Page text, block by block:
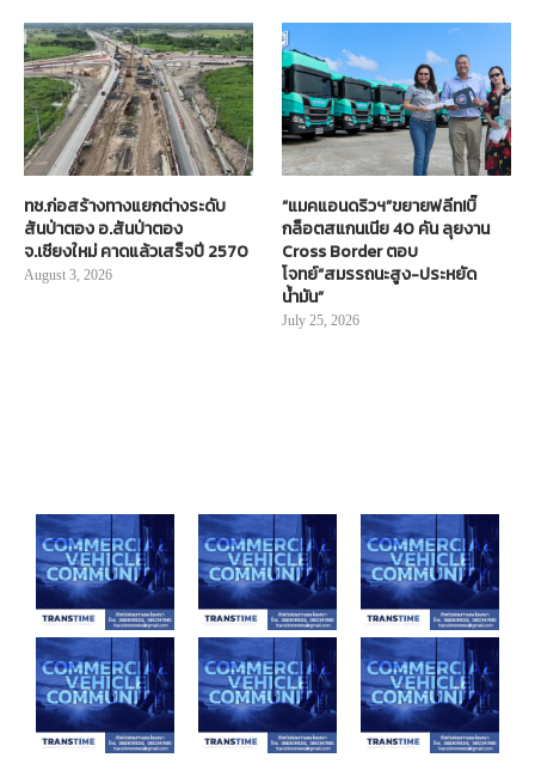
ทช.ก่อสร้างทางแยกต่างระดับ
สันป่าตอง อ.สันป่าตอง
จ.เชียงใหม่ คาดแล้วเสร็จปี 2570
August 3, 2026
“แมคแอนดริวฯ”ขยายฟลีท!บิ๊
กล็อตสแกนเนีย 40 คัน ลุยงาน
Cross Border ตอบ
โจทย์“สมรรถนะสูง-ประหยัด
น้ำมัน”
July 25, 2026